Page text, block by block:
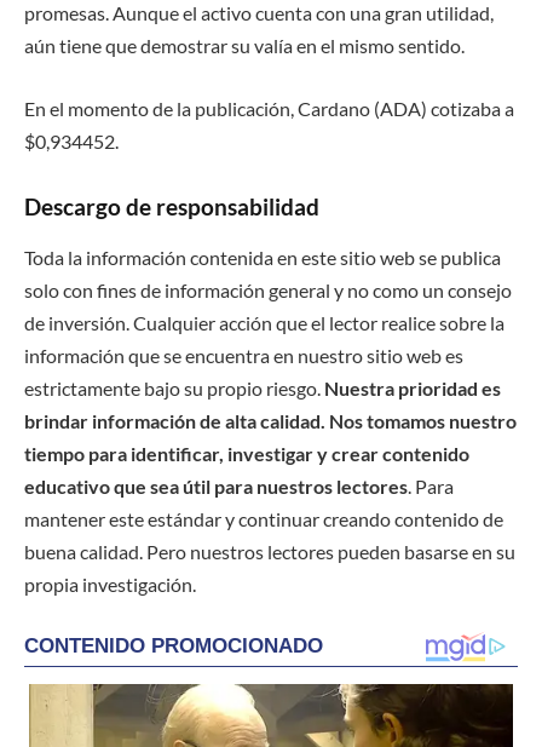
promesas. Aunque el activo cuenta con una gran utilidad,
aún tiene que demostrar su valía en el mismo sentido.
En el momento de la publicación, Cardano (ADA) cotizaba a
$0,934452.
Descargo de responsabilidad
Toda la información contenida en este sitio web se publica
solo con fines de información general y no como un consejo
de inversión. Cualquier acción que el lector realice sobre la
información que se encuentra en nuestro sitio web es
estrictamente bajo su propio riesgo. Nuestra prioridad es
brindar información de alta calidad. Nos tomamos nuestro
tiempo para identificar, investigar y crear contenido
educativo que sea útil para nuestros lectores. Para
mantener este estándar y continuar creando contenido de
buena calidad. Pero nuestros lectores pueden basarse en su
propia investigación.